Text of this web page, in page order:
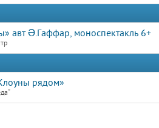
авт Ә.Гаффар, моноспектакль 6+
рядом»